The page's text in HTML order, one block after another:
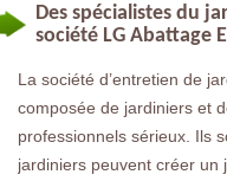
Des spécialistes du
société LG Abattage
La société d’entretien de
composée de jardiniers et
professionnels sérieux. Ils
jardiniers peuvent créer un